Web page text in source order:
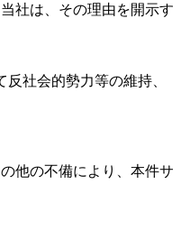
社は、その理由を開示す
社会的勢力等の維持、
他の不備により、本件サ